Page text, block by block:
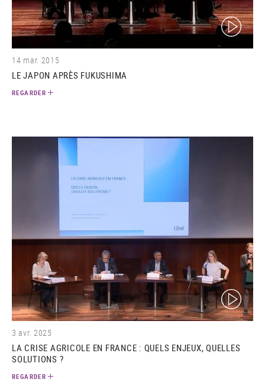
(video)
14 mar. 2015
LE JAPON APRÈS FUKUSHIMA
REGARDER
(video)
3 avr. 2025
LA CRISE AGRICOLE EN FRANCE : QUELS ENJEUX, QUELLES
SOLUTIONS ?
REGARDER